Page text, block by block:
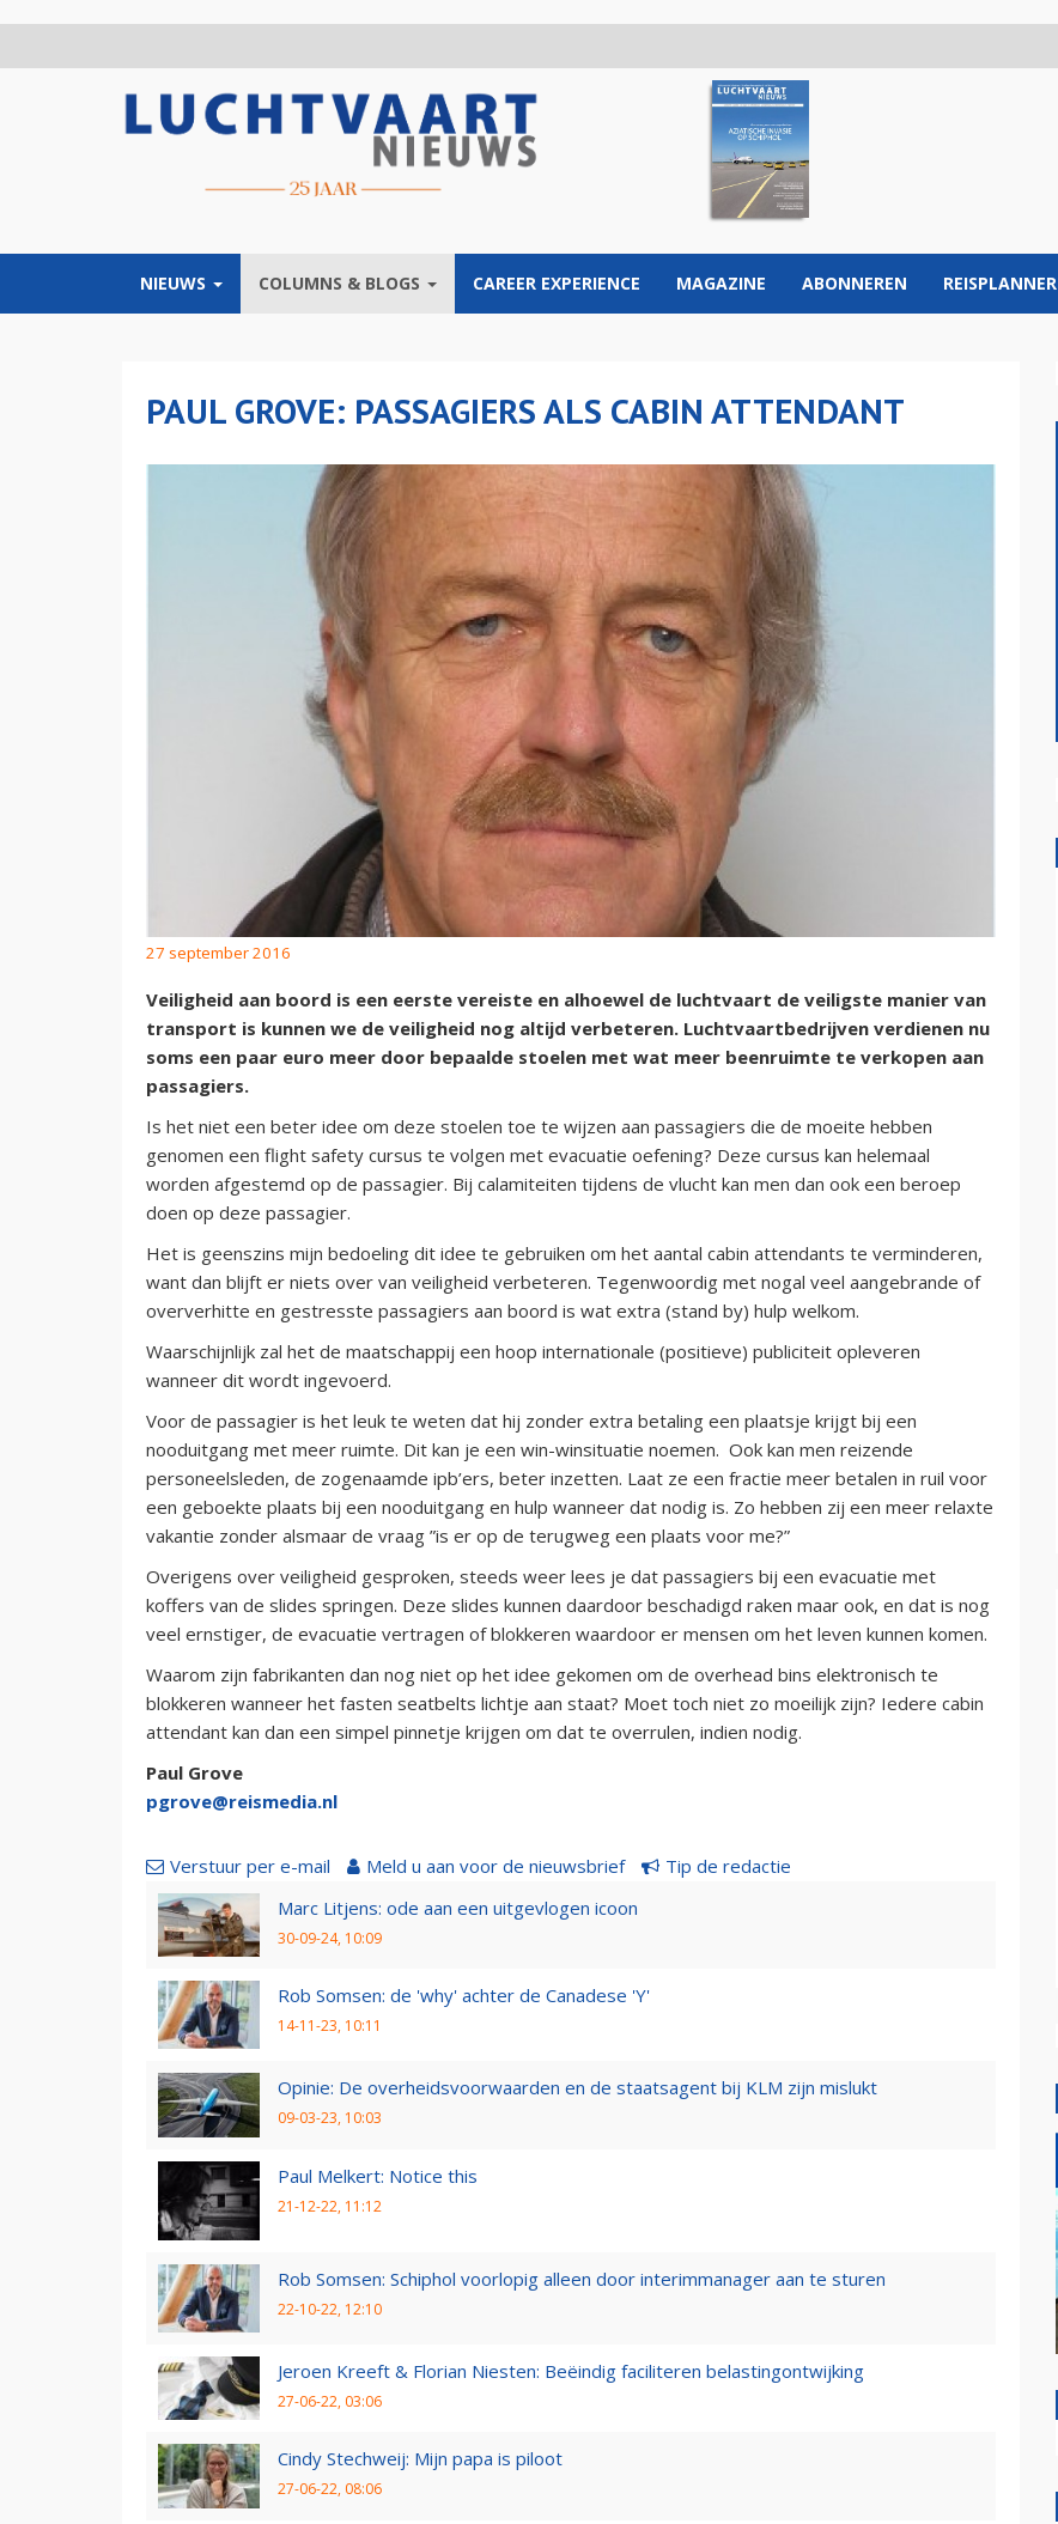
NIEUWS COLUMNS & BLOGS CAREER EXPERIENCE MAGAZINE ABONNEREN REISPLANNER
PAUL GROVE: PASSAGIERS ALS CABIN ATTENDANT
27 september 2016
Veiligheid aan boord is een eerste vereiste en alhoewel de luchtvaart de veiligste manier van
transport is kunnen we de veiligheid nog altijd verbeteren. Luchtvaartbedrijven verdienen nu
soms een paar euro meer door bepaalde stoelen met wat meer beenruimte te verkopen aan
passagiers.
Is het niet een beter idee om deze stoelen toe te wijzen aan passagiers die de moeite hebben
genomen een flight safety cursus te volgen met evacuatie oefening? Deze cursus kan helemaal
worden afgestemd op de passagier. Bij calamiteiten tijdens de vlucht kan men dan ook een beroep
doen op deze passagier.
Het is geenszins mijn bedoeling dit idee te gebruiken om het aantal cabin attendants te verminderen,
want dan blijft er niets over van veiligheid verbeteren. Tegenwoordig met nogal veel aangebrande of
oververhitte en gestresste passagiers aan boord is wat extra (stand by) hulp welkom.
Waarschijnlijk zal het de maatschappij een hoop internationale (positieve) publiciteit opleveren
wanneer dit wordt ingevoerd.
Voor de passagier is het leuk te weten dat hij zonder extra betaling een plaatsje krijgt bij een
nooduitgang met meer ruimte. Dit kan je een win-winsituatie noemen. Ook kan men reizende
personeelsleden, de zogenaamde ipb’ers, beter inzetten. Laat ze een fractie meer betalen in ruil voor
een geboekte plaats bij een nooduitgang en hulp wanneer dat nodig is. Zo hebben zij een meer relaxte
vakantie zonder alsmaar de vraag ”is er op de terugweg een plaats voor me?”
Overigens over veiligheid gesproken, steeds weer lees je dat passagiers bij een evacuatie met
koffers van de slides springen. Deze slides kunnen daardoor beschadigd raken maar ook, en dat is nog
veel ernstiger, de evacuatie vertragen of blokkeren waardoor er mensen om het leven kunnen komen.
Waarom zijn fabrikanten dan nog niet op het idee gekomen om de overhead bins elektronisch te
blokkeren wanneer het fasten seatbelts lichtje aan staat? Moet toch niet zo moeilijk zijn? Iedere cabin
attendant kan dan een simpel pinnetje krijgen om dat te overrulen, indien nodig.
Paul Grove
pgrove@reismedia.nl
Verstuur per e-mail Meld u aan voor de nieuwsbrief
Tip de redactie
Marc Litjens: ode aan een uitgevlogen icoon
30-09-24, 10:09
Rob Somsen: de 'why' achter de Canadese 'Y'
14-11-23, 10:11
Opinie: De overheidsvoorwaarden en de staatsagent bij KLM zijn mislukt
09-03-23, 10:03
Paul Melkert: Notice this
21-12-22, 11:12
Rob Somsen: Schiphol voorlopig alleen door interimmanager aan te sturen
22-10-22, 12:10
Jeroen Kreeft & Florian Niesten: Beëindig faciliteren belastingontwijking
27-06-22, 03:06
Cindy Stechweij: Mijn papa is piloot
27-06-22, 08:06